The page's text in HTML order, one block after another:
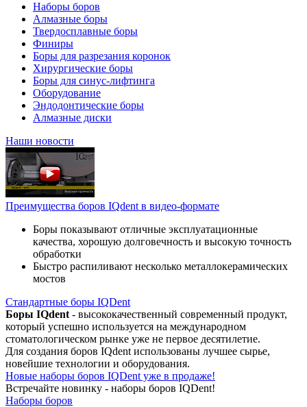
Наборы боров
Алмазные боры
Твердосплавные боры
Финиры
Боры для разрезания коронок
Хирургические боры
Боры для синус-лифтинга
Оборудование
Эндодонтические боры
Алмазные диски
Наши новости
Преимущества боров IQdent в видео-формате
Боры показывают отличные эксплуатационные
качества, хорошую долговечность и высокую точность
обработки
Быстро распиливают несколько металлокерамических
мостов
Стандартные боры IQDent
Боры IQdent - высококачественный современный продукт,
который успешно используется на международном
стоматологическом рынке уже не первое десятилетие.
Для создания боров IQdent использованы лучшее сырье,
новейшие технологии и оборудования.
Новые наборы боров IQDent уже в продаже!
Встречайте новинку - наборы боров IQDent!
Наборы боров